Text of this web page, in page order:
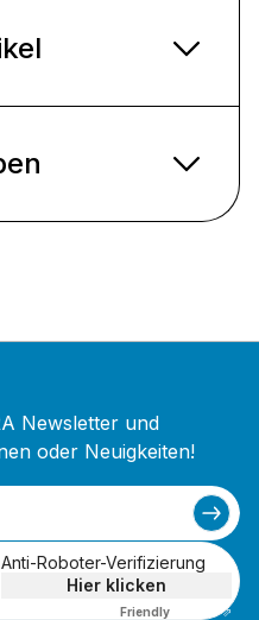
Newsletter und
oder Neuigkeiten!
Anti-Roboter-Verifizierung
Hier klicken
Friendly Captcha ⇗